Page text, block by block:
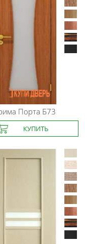
Порта Б73